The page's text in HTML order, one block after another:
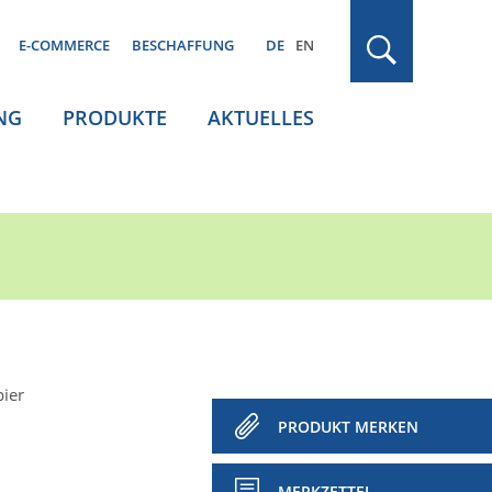
E-COMMERCE BESCHAFFUNG DE EN
PRODUKTE AKTUELLES
PRODUKT MERKEN